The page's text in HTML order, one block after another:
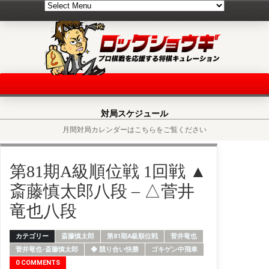
対局スケジュール
月間対局カレンダーはこちらをご覧ください
第81期A級順位戦 1回戦 ▲
斎藤慎太郎八段 – △菅井
竜也八段
カテゴリー 斎藤慎太郎 第81期A級順位戦
菅井竜也
菅井竜也-斎藤慎太郎
◆ 競り合い快勝
ゴキゲン中飛車
0 COMMENTS